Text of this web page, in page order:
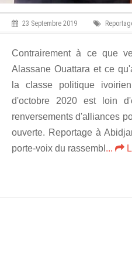
23 Septembre 2019
Contrairement à ce que
Alassane Ouattara et ce
la classe politique
d'octobre 2020 est loin
renversements d'alliances
ouverte. Reportage à
porte-voix du rassembl ...